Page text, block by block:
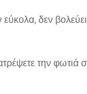
δεν
την